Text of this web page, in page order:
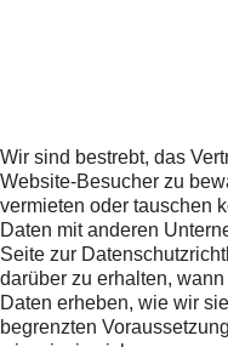
Wir sind bestrebt, das
Website-Besucher zu
vermieten oder tauschen
Daten mit anderen
Seite zur
darüber zu erhalten,
Daten erheben, wie wir
begrenzten